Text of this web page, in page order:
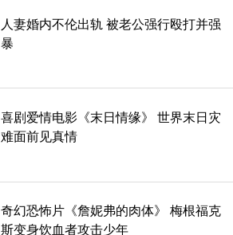
人妻婚内不伦出轨 被老公强行殴打并强
暴
喜剧爱情电影《末日情缘》 世界末日灾
难面前见真情
奇幻恐怖片《詹妮弗的肉体》 梅根福克
斯变身饮血者攻击少年